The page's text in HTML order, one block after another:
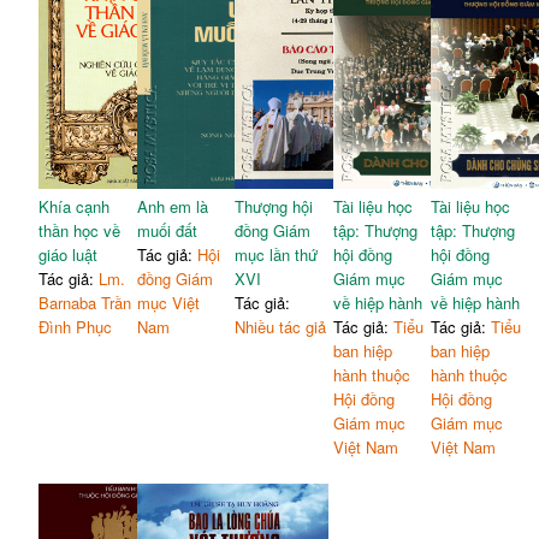
Khía cạnh
thần học về
giáo luật
Tác giả: Lm.
Barnaba Trần
Đình Phục
Anh em là
muối đất
Tác giả: Hội
đồng Giám
mục Việt
Nam
Thượng hội
đồng Giám
mục lần thứ
XVI
Tác giả:
Nhiều tác giả
Tài liệu học
tập: Thượng
hội đồng
Giám mục
về hiệp hành
Tác giả: Tiểu
ban hiệp
hành thuộc
Hội đồng
Giám mục
Việt Nam
Tài liệu học
tập: Thượng
hội đồng
Giám mục
về hiệp hành
Tác giả:Tiểu
ban hiệp
hành thuộc
Hội đồng
Giám mục
Việt Nam